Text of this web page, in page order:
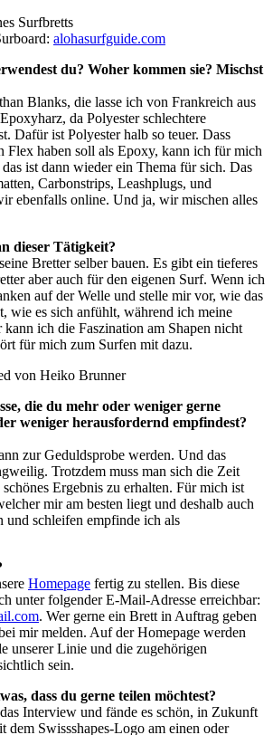
alohasurfguide.com
du? Woher kommen sie? Mischst
Blanks, die lasse ich von Frankreich aus
da Polyester schlechtere
Dafür ist Polyester halb so teuer. Dass
Flex haben soll als Epoxy, kann ich für mich
ist dann wieder ein Thema für sich. Das
Carbonstrips, Leashplugs, und
ebenfalls online. Und ja, wir mischen alles
dieser Tätigkeit?
Bretter selber bauen. Es gibt ein tieferes
aber auch für den eigenen Surf. Wenn ich
auf der Welle und stelle mir vor, wie das
wie es sich anfühlt, während ich meine
ich die Faszination am Shapen nicht
für mich zum Surfen mit dazu.
die du mehr oder weniger gerne
weniger herausfordernd empfindest?
zur Geduldsprobe werden. Und das
Trotzdem muss man sich die Zeit
Ergebnis zu erhalten. Für mich ist
mir am besten liegt und deshalb auch
und schleifen empfinde ich als
Homepage fertig zu stellen. Bis diese
unter folgender E-Mail-Adresse erreichbar:
. Wer gerne ein Brett in Auftrag geben
mir melden. Auf der Homepage werden
unserer Linie und die zugehörigen
sein.
dass du gerne teilen möchtest?
Interview und fände es schön, in Zukunft
dem Swissshapes-Logo am einen oder